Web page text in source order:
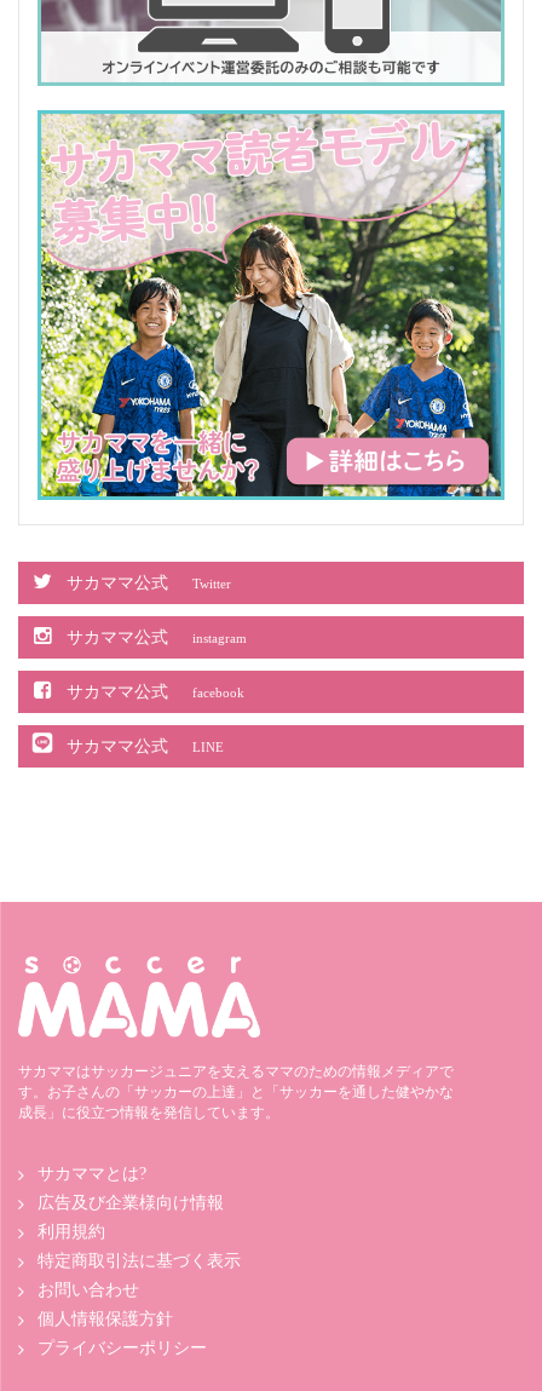
サカママ公式 Twitter
サカママ公式 instagram
サカママ公式 facebook
サカママ公式 LINE
サカママはサッカージュニアを支えるママのための情報メディアで
す。お子さんの「サッカーの上達」と「サッカーを通した健やかな
成長」に役立つ情報を発信しています。
サカママとは?
広告及び企業様向け情報
利用規約
特定商取引法に基づく表示
お問い合わせ
個人情報保護方針
プライバシーポリシー